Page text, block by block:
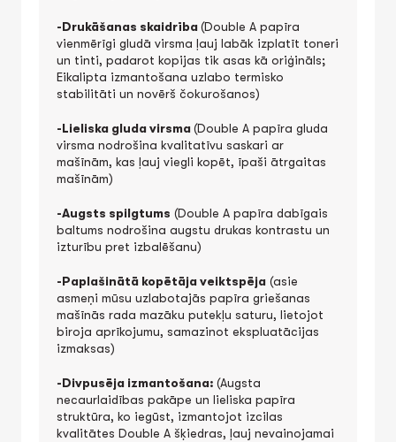
-Drukāšanas skaidrība(Double A papīra
vienmērīgi gludā virsma ļauj labāk izplatīt toneri
un tinti, padarot kopijas tik asas kā oriģināls;
Eikalipta izmantošana uzlabo termisko
stabilitāti un novērš čokurošanos)
-Lieliska gluda virsma(Double A papīra gluda
virsma nodrošina kvalitatīvu saskari ar
mašīnām, kas ļauj viegli kopēt, īpaši ātrgaitas
mašīnām)
-Augsts spilgtums (Double A papīra dabīgais
baltums nodrošina augstu drukas kontrastu un
izturību pret izbalēšanu)
-Paplašinātā kopētāja veiktspēja (asie
asmeņi mūsu uzlabotajās papīra griešanas
mašīnās rada mazāku putekļu saturu, lietojot
biroja aprīkojumu, samazinot ekspluatācijas
izmaksas)
-Divpusēja izmantošana: (Augsta
necaurlaidības pakāpe un lieliska papīra
struktūra, ko iegūst, izmantojot izcilas
kvalitātes Double A šķiedras, ļauj nevainojamai